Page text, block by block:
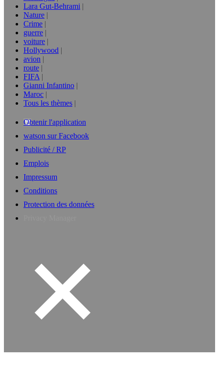
Lara Gut-Behrami
Nature
Crime
guerre
voiture
Hollywood
avion
route
FIFA
Gianni Infantino
Maroc
Tous les thèmes
Obtenir l'application
watson sur Facebook
Publicité / RP
Emplois
Impressum
Conditions
Protection des données